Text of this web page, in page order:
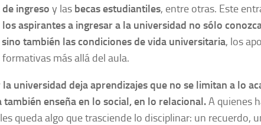
ingreso y las becas estudiantiles, entre otras. Este
aspirantes a ingresar a la universidad no sólo
también las condiciones de vida universitaria, los
formativas más allá del aula.
la universidad deja aprendizajes que no se limitan a lo
enseña en lo social, en lo relacional.A quienes
queda algo que trasciende lo disciplinar: un recuerdo,